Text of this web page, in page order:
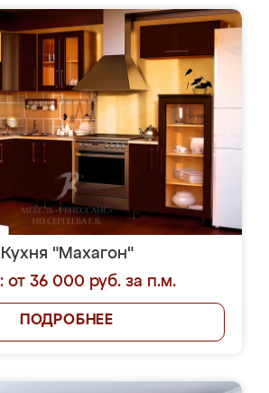
Кухня "Махагон"
от 36 000 руб. за п.м.
ПОДРОБНЕЕ